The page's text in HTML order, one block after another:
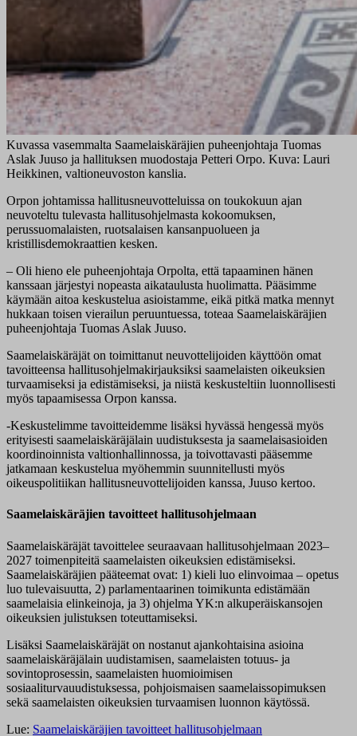
Kuvassa vasemmalta Saamelaiskäräjien puheenjohtaja Tuomas
Aslak Juuso ja hallituksen muodostaja Petteri Orpo. Kuva: Lauri
Heikkinen, valtioneuvoston kanslia.
Orpon johtamissa hallitusneuvotteluissa on toukokuun ajan
neuvoteltu tulevasta hallitusohjelmasta kokoomuksen,
perussuomalaisten, ruotsalaisen kansanpuolueen ja
kristillisdemokraattien kesken.
– Oli hieno ele puheenjohtaja Orpolta, että tapaaminen hänen
kanssaan järjestyi nopeasta aikataulusta huolimatta. Pääsimme
käymään aitoa keskustelua asioistamme, eikä pitkä matka mennyt
hukkaan toisen vierailun peruuntuessa, toteaa Saamelaiskäräjien
puheenjohtaja Tuomas Aslak Juuso.
Saamelaiskäräjät on toimittanut neuvottelijoiden käyttöön omat
tavoitteensa hallitusohjelmakirjauksiksi saamelaisten oikeuksien
turvaamiseksi ja edistämiseksi, ja niistä keskusteltiin luonnollisesti
myös tapaamisessa Orpon kanssa.
-Keskustelimme tavoitteidemme lisäksi hyvässä hengessä myös
erityisesti saamelaiskäräjälain uudistuksesta ja saamelaisasioiden
koordinoinnista valtionhallinnossa, ja toivottavasti pääsemme
jatkamaan keskustelua myöhemmin suunnitellusti myös
oikeuspolitiikan hallitusneuvottelijoiden kanssa, Juuso kertoo.
Saamelaiskäräjien tavoitteet hallitusohjelmaan
Saamelaiskäräjät tavoittelee seuraavaan hallitusohjelmaan 2023–
2027 toimenpiteitä saamelaisten oikeuksien edistämiseksi.
Saamelaiskäräjien pääteemat ovat: 1) kieli luo elinvoimaa – opetus
luo tulevaisuutta, 2) parlamentaarinen toimikunta edistämään
saamelaisia elinkeinoja, ja 3) ohjelma YK:n alkuperäiskansojen
oikeuksien julistuksen toteuttamiseksi.
Lisäksi Saamelaiskäräjät on nostanut ajankohtaisina asioina
saamelaiskäräjälain uudistamisen, saamelaisten totuus- ja
sovintoprosessin, saamelaisten huomioimisen
sosiaaliturvauudistuksessa, pohjoismaisen saamelaissopimuksen
sekä saamelaisten oikeuksien turvaamisen luonnon käytössä.
Lue: Saamelaiskäräjien tavoitteet hallitusohjelmaan